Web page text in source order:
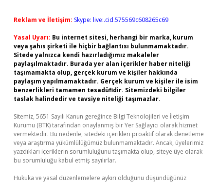
Reklam ve İletişim: Skype: live:.cid.575569c608265c69
Yasal Uyarı: Bu internet sitesi, herhangi bir marka, kurum
veya şahıs şirketi ile hiçbir bağlantısı bulunmamaktadır.
Sitede yalnızca kendi hazırladığımız makaleler
paylaşılmaktadır. Burada yer alan içerikler haber niteliği
taşımamakta olup, gerçek kurum ve kişiler hakkında
paylaşım yapılmamaktadır. Gerçek kurum ve kişiler ile isim
benzerlikleri tamamen tesadüfidir. Sitemizdeki bilgiler
taslak halindedir ve tavsiye niteliği taşımazlar.
Sitemiz, 5651 Sayılı Kanun gereğince Bilgi Teknolojileri ve İletişim
Kurumu (BTK) tarafından onaylanmış bir Yer Sağlayıcı olarak hizmet
vermektedir. Bu nedenle, sitedeki içerikleri proaktif olarak denetleme
veya araştırma yükümlülüğümüz bulunmamaktadır. Ancak, üyelerimiz
yazdıkları içeriklerin sorumluluğunu taşımakta olup, siteye üye olarak
bu sorumluluğu kabul etmiş sayılırlar.
Hukuka ve yasal düzenlemelere aykırı olduğunu düşündüğünüz